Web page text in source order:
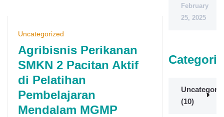
Uncategorized
Agribisnis Perikanan
SMKN 2 Pacitan Aktif
di Pelatihan
Pembelajaran
Mendalam MGMP
February
25, 2025
(10)